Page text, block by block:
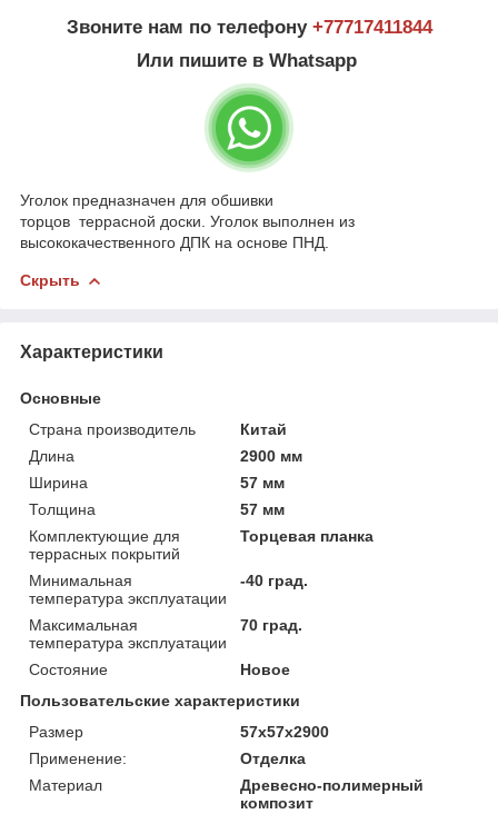
Звоните нам по телефону +77717411844
Или пишите в Whatsapp
Уголок предназначен для обшивки
торцов террасной доски. Уголок выполнен из
высококачественного ДПК на основе ПНД.
Скрыть
Характеристики
Основные
Страна производитель
Китай
Длина
2900 мм
Ширина
57 мм
Толщина
57 мм
Комплектующие для
террасных покрытий
Торцевая планка
Минимальная
температура эксплуатации
-40 град.
Максимальная
температура эксплуатации
70 град.
Состояние
Новое
Пользовательские характеристики
Размер
57х57х2900
Применение:
Отделка
Материал
Древесно-полимерный
композит